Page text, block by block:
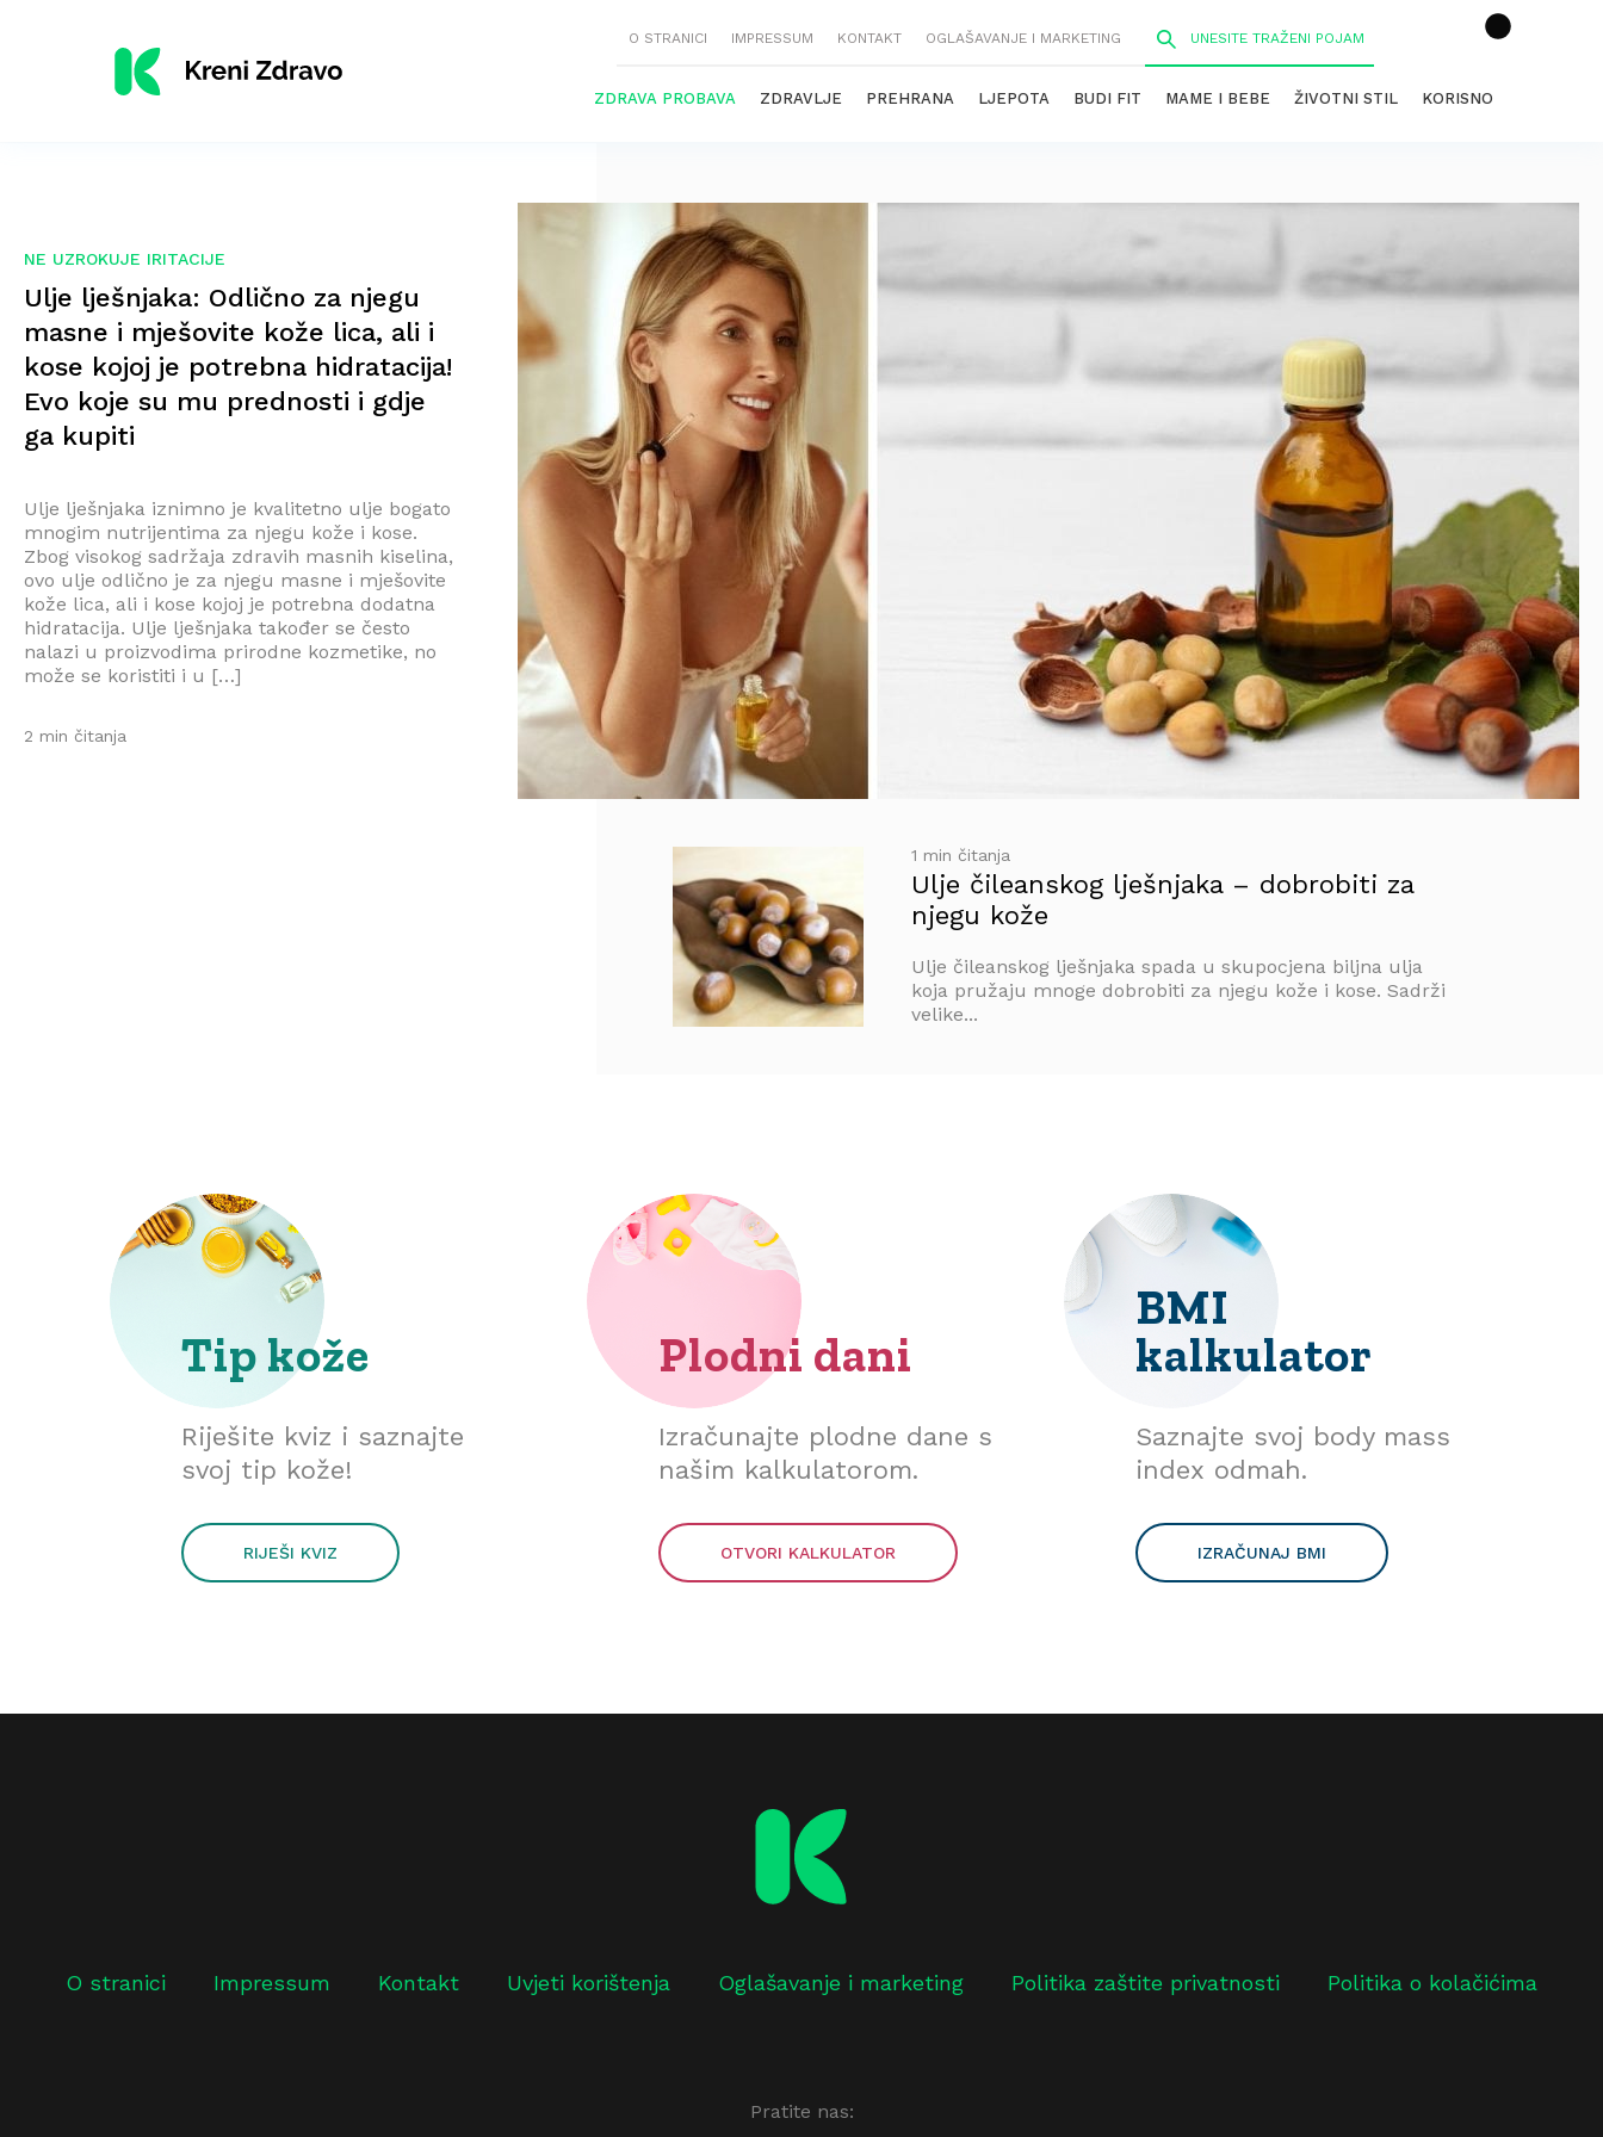
O STRANICI IMPRESSUM KONTAKT OGLAŠAVANJE I MARKETING
ZDRAVA PROBAVA ZDRAVLJE PREHRANA LJEPOTA BUDI FIT MAME I BEBE ŽIVOTNI STIL KORISNO
NE UZROKUJE IRITACIJE
Ulje lješnjaka: Odlično za njegu
masne i mješovite kože lica, ali i
kose kojoj je potrebna hidratacija!
Evo koje su mu prednosti i gdje
ga kupiti
Ulje lješnjaka iznimno je kvalitetno ulje bogato
mnogim nutrijentima za njegu kože i kose.
Zbog visokog sadržaja zdravih masnih kiselina,
ovo ulje odlično je za njegu masne i mješovite
kože lica, ali i kose kojoj je potrebna dodatna
hidratacija. Ulje lješnjaka također se često
nalazi u proizvodima prirodne kozmetike, no
može se koristiti i u […]
2 min čitanja
1 min čitanja
Ulje čileanskog lješnjaka – dobrobiti za
njegu kože
Ulje čileanskog lješnjaka spada u skupocjena biljna ulja
koja pružaju mnoge dobrobiti za njegu kože i kose. Sadrži
velike...
Tip kože
Riješite kviz i saznajte
svoj tip kože!
RIJEŠI KVIZ
Plodni dani
Izračunajte plodne dane s
našim kalkulatorom.
OTVORI KALKULATOR
BMI
kalkulator
Saznajte svoj body mass
index odmah.
IZRAČUNAJ BMI
O stranici Impressum Kontakt Uvjeti korištenja Oglašavanje i marketing Politika zaštite privatnosti Politika o kolačićima
Pratite nas: